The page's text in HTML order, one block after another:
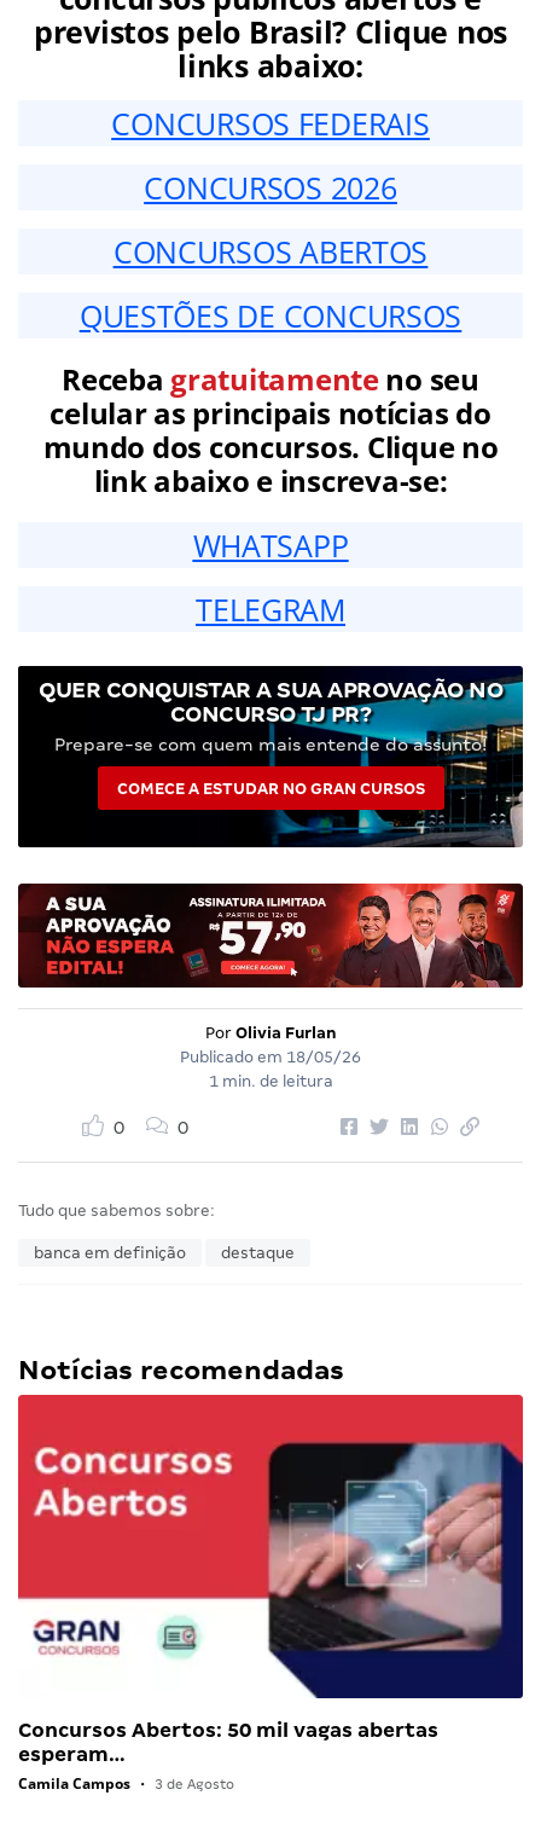
previstos pelo Brasil? Clique nos
links abaixo:
CONCURSOS FEDERAIS
CONCURSOS 2026
CONCURSOS ABERTOS
QUESTÕES DE CONCURSOS
Receba gratuitamenteno seu
celular as principais notícias do
mundo dos concursos. Clique no
link abaixo e inscreva-se:
WHATSAPP
TELEGRAM
QUER CONQUISTAR A SUA APROVAÇÃO NO
CONCURSO TJ PR?
Prepare-se com quem mais entende do assunto!
COMECE A ESTUDAR NO GRAN CURSOS
Por Olivia Furlan
Publicado em 18/05/26
1 min. de leitura
0 0
Tudo que sabemos sobre:
banca em definição destaque
Notícias recomendadas
Concursos Abertos: 50 mil vagas abertas
esperam…
Camila Campos • 3 de Agosto